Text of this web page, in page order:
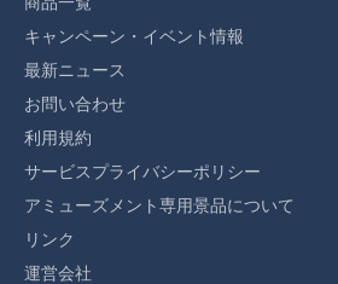
キャンペーン・イベント情報
最新ニュース
お問い合わせ
利用規約
サービスプライバシーポリシー
アミューズメント専用景品について
リンク
運営会社